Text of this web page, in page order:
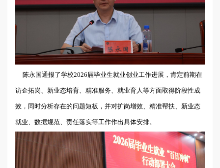
陈永国通报了学校2026届毕业生就业创业工作进展，肯定前期在
访企拓岗、新业态培育、精准服务、就业育人等方面取得阶段性成
效，同时分析存在的问题短板，并对扩岗增效、精准帮扶、新业态
就业、数据规范、责任落实等工作作出具体安排。